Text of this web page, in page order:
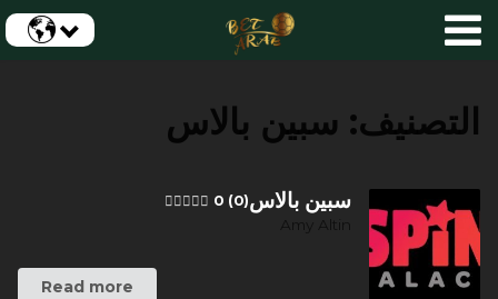
التصنيف: سبين بالاس
سبين بالاس0 (0)
Read more